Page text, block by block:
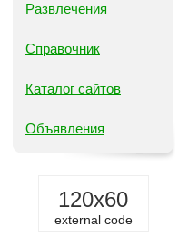
Развлечения
Справочник
Каталог сайтов
Объявления
120x60
external code